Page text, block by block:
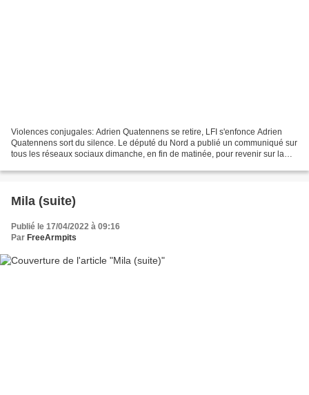
Violences conjugales: Adrien Quatennens se retire, LFI s'enfonce Adrien
Quatennens sort du silence. Le député du Nord a publié un communiqué sur
tous les réseaux sociaux dimanche, en fin de matinée, pour revenir sur la
Mila (suite)
Publié le 17/04/2022 à 09:16
Par FreeArmpits